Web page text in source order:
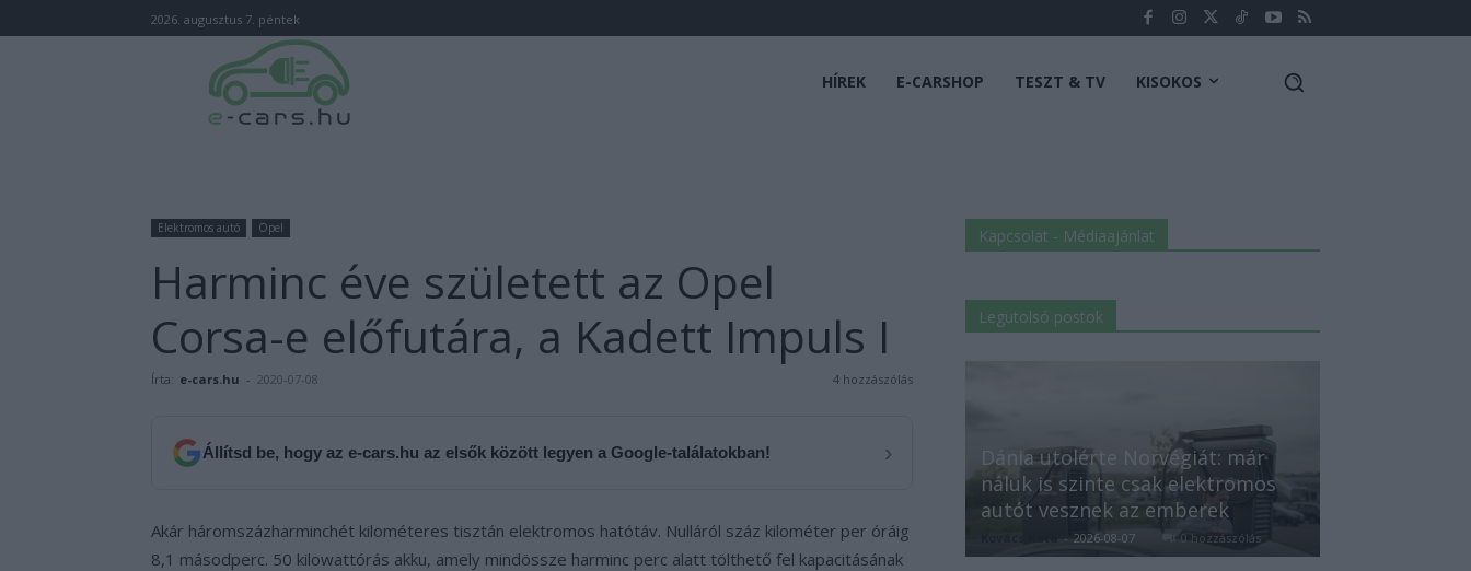
2026. augusztus 7. péntek
HÍREK E-CARSHOP TESZT & TV KISOKOS
Elektromos autó Opel
Harminc éve született az Opel
Corsa-e előfutára, a Kadett Impuls I
Írta: e-cars.hu - 2020-07-08 4 hozzászólás
Állítsd be, hogy az e-cars.hu az elsők között legyen a Google-találatokban! ›
Akár háromszázharminchét kilométeres tisztán elektromos hatótáv. Nulláról száz kilométer per óráig
8,1 másodperc. 50 kilowattórás akku, amely mindössze harminc perc alatt tölthető fel kapacitásának
Kapcsolat - Médiaajánlat
Legutolsó postok
Dánia utolérte Norvégiát: már
náluk is szinte csak elektromos
autót vesznek az emberek
- 2026-08-07 0 hozzászólás